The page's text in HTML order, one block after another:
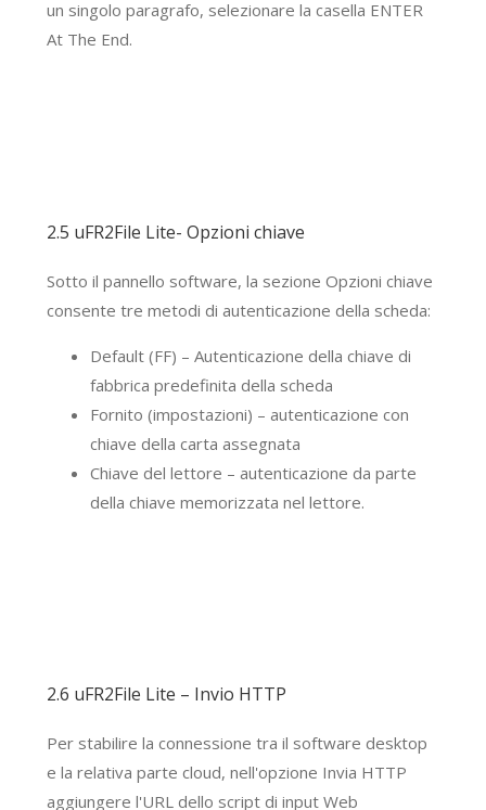
un singolo paragrafo, selezionare la casella ENTER
At The End.
2.5 uFR2File Lite- Opzioni chiave
Sotto il pannello software, la sezione Opzioni chiave
consente tre metodi di autenticazione della scheda:
Default (FF) – Autenticazione della chiave di
fabbrica predefinita della scheda
Fornito (impostazioni) – autenticazione con
chiave della carta assegnata
Chiave del lettore – autenticazione da parte
della chiave memorizzata nel lettore.
2.6 uFR2File Lite – Invio HTTP
Per stabilire la connessione tra il software desktop
e la relativa parte cloud, nell'opzione Invia HTTP
aggiungere l'URL dello script di input Web